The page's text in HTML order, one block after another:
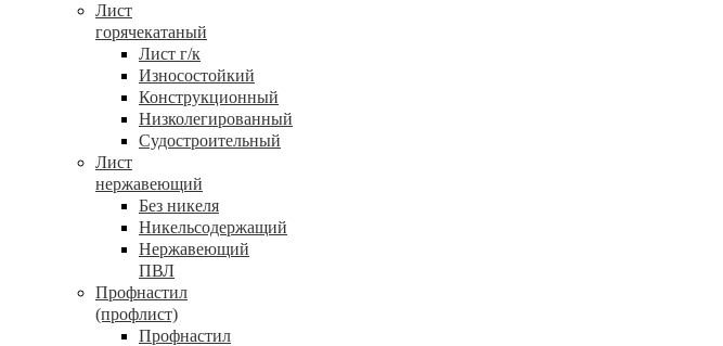
Лист
горячекатаный
Лист г/к
Износостойкий
Конструкционный
Низколегированный
Судостроительный
Лист
нержавеющий
Без никеля
Никельсодержащий
Нержавеющий
ПВЛ
Профнастил
(профлист)
Профнастил